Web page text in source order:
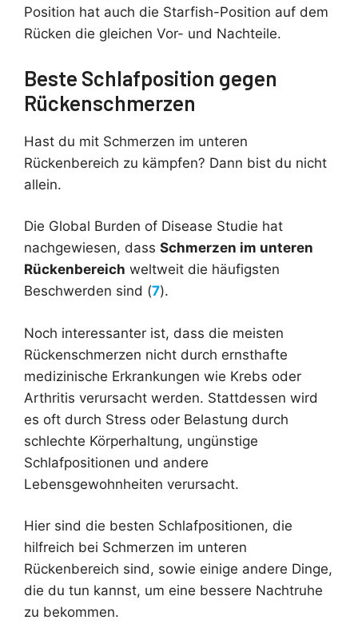
Position hat auch die Starfish-Position auf dem
Rücken die gleichen Vor- und Nachteile.
Beste Schlafposition gegen
Rückenschmerzen
Hast du mit Schmerzen im unteren
Rückenbereich zu kämpfen? Dann bist du nicht
allein.
Die Global Burden of Disease Studie hat
nachgewiesen, dass Schmerzen im unteren
Rückenbereich weltweit die häufigsten
Beschwerden sind (7).
Noch interessanter ist, dass die meisten
Rückenschmerzen nicht durch ernsthafte
medizinische Erkrankungen wie Krebs oder
Arthritis verursacht werden. Stattdessen wird
es oft durch Stress oder Belastung durch
schlechte Körperhaltung, ungünstige
Schlafpositionen und andere
Lebensgewohnheiten verursacht.
Hier sind die besten Schlafpositionen, die
hilfreich bei Schmerzen im unteren
Rückenbereich sind, sowie einige andere Dinge,
die du tun kannst, um eine bessere Nachtruhe
zu bekommen.